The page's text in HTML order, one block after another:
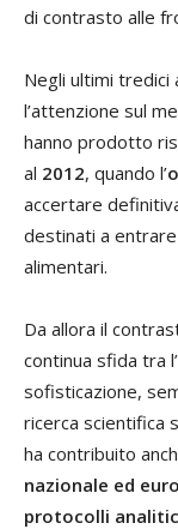
di contrasto alle
Negli ultimi tredici
l’attenzione sul
hanno prodotto
al 2012, quando l’
accertare
destinati a
alimentari.
Da allora il
continua sfida tra
sofisticazione,
ricerca scientifica
ha contribuito
nazionale ed
protocolli